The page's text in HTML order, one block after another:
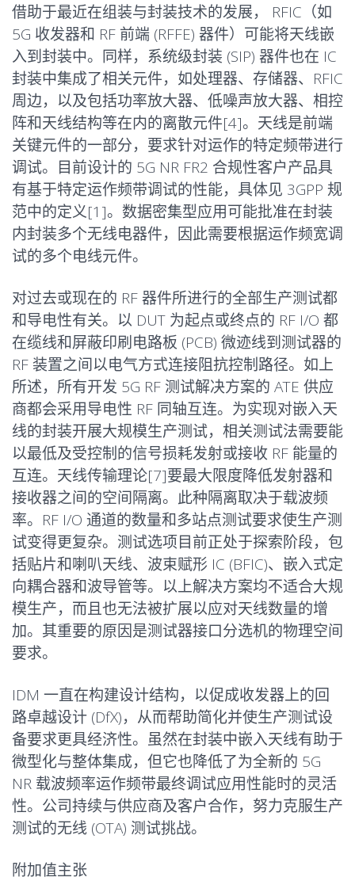
借助于最近在组装与封装技术的发展， RFIC（如
5G 收发器和 RF 前端 (RFFE) 器件）可能将天线嵌
入到封装中。同样，系统级封装 (SIP) 器件也在 IC
封装中集成了相关元件，如处理器、存储器、RFIC
周边，以及包括功率放大器、低噪声放大器、相控
阵和天线结构等在内的离散元件[4]。天线是前端
关键元件的一部分，要求针对运作的特定频带进行
调试。目前设计的 5G NR FR2 合规性客户产品具
有基于特定运作频带调试的性能，具体见 3GPP 规
范中的定义[1]。数据密集型应用可能批准在封装
内封装多个无线电器件，因此需要根据运作频宽调
试的多个电线元件。
对过去或现在的 RF 器件所进行的全部生产测试都
和导电性有关。以 DUT 为起点或终点的 RF I/O 都
在缆线和屏蔽印刷电路板 (PCB) 微迹线到测试器的
RF 装置之间以电气方式连接阻抗控制路径。如上
所述，所有开发 5G RF 测试解决方案的 ATE 供应
商都会采用导电性 RF 同轴互连。为实现对嵌入天
线的封装开展大规模生产测试，相关测试法需要能
以最低及受控制的信号损耗发射或接收 RF 能量的
互连。天线传输理论[7]要最大限度降低发射器和
接收器之间的空间隔离。此种隔离取决于载波频
率。RF I/O 通道的数量和多站点测试要求使生产测
试变得更复杂。测试选项目前正处于探索阶段，包
括贴片和喇叭天线、波束赋形 IC (BFIC)、嵌入式定
向耦合器和波导管等。以上解决方案均不适合大规
模生产，而且也无法被扩展以应对天线数量的增
加。其重要的原因是测试器接口分选机的物理空间
要求。
IDM 一直在构建设计结构，以促成收发器上的回
路卓越设计 (DfX)，从而帮助简化并使生产测试设
备要求更具经济性。虽然在封装中嵌入天线有助于
微型化与整体集成，但它也降低了为全新的 5G
NR 载波频率运作频带最终调试应用性能时的灵活
性。公司持续与供应商及客户合作，努力克服生产
测试的无线 (OTA) 测试挑战。
附加值主张